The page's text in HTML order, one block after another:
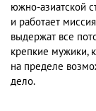
южно-азиатской
и работает
выдержат все
крепкие мужики,
на пределе
дело.